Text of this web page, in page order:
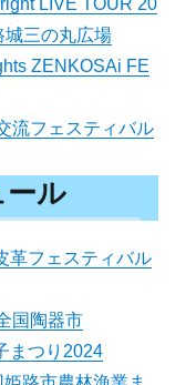
城三の丸広場
ZENKOSAi FE
流フェスティバル
ール
革フェスティバル
国陶器市
まつり2024